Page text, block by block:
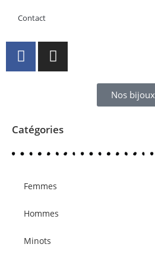
Contact
Nos bijoux
Catégories
Femmes
Hommes
Minots